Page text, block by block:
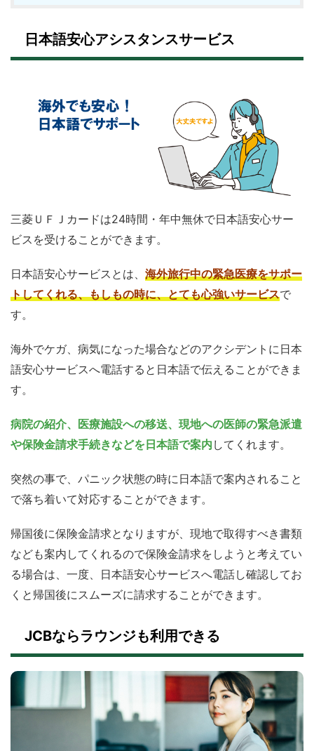
日本語安心アシスタンスサービス
三菱ＵＦＪカードは24時間・年中無休で日本語安心サー
ビスを受けることができます。
日本語安心サービスとは、 海外旅行中の緊急医療をサポー
トしてくれる、もしもの時に、とても心強いサービスで
す。
海外でケガ、病気になった場合などのアクシデントに日本
語安心サービスへ電話すると日本語で伝えることができま
す。
病院の紹介、医療施設への移送、現地への医師の緊急派遣
や保険金請求手続きなどを日本語で案内 してくれます。
突然の事で、パニック状態の時に日本語で案内されること
で落ち着いて対応することができます。
帰国後に保険金請求となりますが、現地で取得すべき書類
なども案内してくれるので保険金請求をしようと考えてい
る場合は、一度、日本語安心サービスへ電話し確認してお
くと帰国後にスムーズに請求することができます。
JCBならラウンジも利用できる